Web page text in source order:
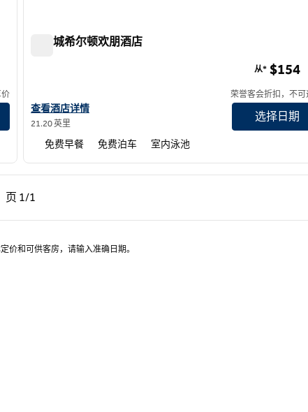
卡森城希尔顿欢朋酒店
查看欢朋卡森市酒店详情
查看酒店详情
21.20 英里
从* $154
荣誉客会折扣，不可
选择日期
免费早餐 免费泊车 室内泳池
页 1/1
页，第 1页，共 1 页
页 1/1
价和可供客房，请输入准确日期。